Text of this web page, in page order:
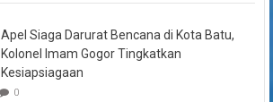
Apel Siaga Darurat Bencana di Kota Batu,
Kolonel Imam Gogor Tingkatkan
Kesiapsiagaan
0